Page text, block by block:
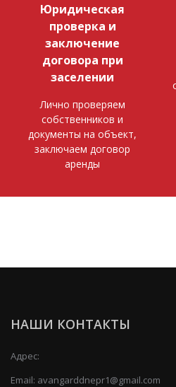
Юридическая
проверка и
заключение
договора при
заселении
Лично проверяем
собственников и
документы на объект,
заключаем договор
аренды
НАШИ КОНТАКТЫ
Адрес:
Email: avangarddnepr1@gmail.com